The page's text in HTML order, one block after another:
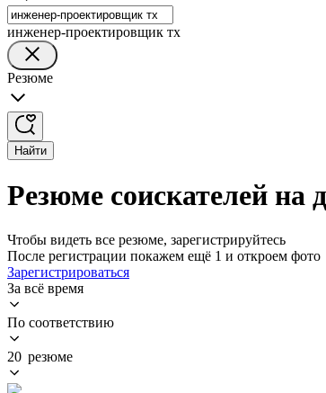
инженер-проектировщик тх
Резюме
Найти
Резюме соискателей
Чтобы видеть все резюме, зарегистрируйтесь
После регистрации покажем ещё 1 и откроем фото
Зарегистрироваться
За всё время
По соответствию
20 резюме